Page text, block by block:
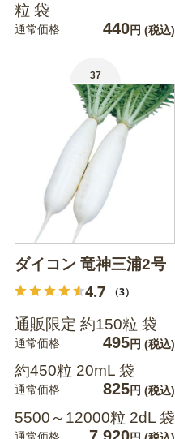
粒 袋
通常価格 440円 (税込)
37
ダイコン 竜神三浦2号
4.7 （3）
通販限定 約150粒 袋
通常価格 495円 (税込)
約450粒 20mL 袋
通常価格 825円 (税込)
5500～12000粒 2dL 袋
通常価格